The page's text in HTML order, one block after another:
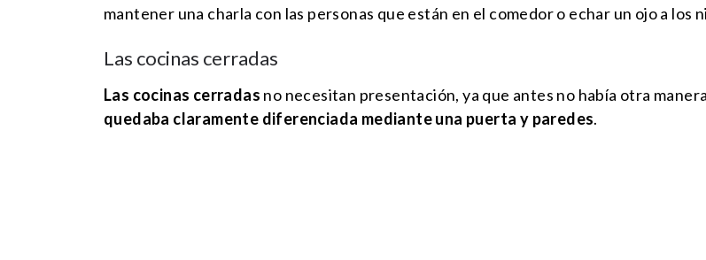
mantener una charla con las personas que están en el comedor o echar un ojo a los
Las cocinas cerradas
Las cocinas cerradas no necesitan presentación, ya que antes no había otra
quedaba claramente diferenciada mediante una puerta y paredes.